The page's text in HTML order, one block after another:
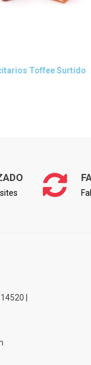
rápidaToffee Surtido
|